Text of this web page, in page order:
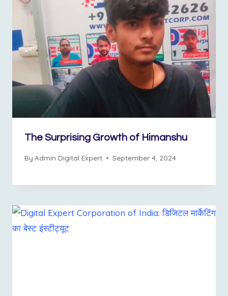
The Surprising Growth of Himanshu
By Admin Digital Expert September 4, 2024